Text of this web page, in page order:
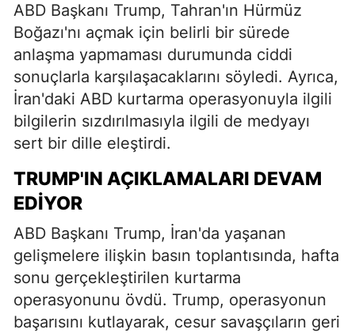
ABD Başkanı Trump, Tahran'ın Hürmüz
Boğazı'nı açmak için belirli bir sürede
anlaşma yapmaması durumunda ciddi
sonuçlarla karşılaşacaklarını söyledi. Ayrıca,
İran'daki ABD kurtarma operasyonuyla ilgili
bilgilerin sızdırılmasıyla ilgili de medyayı
sert bir dille eleştirdi.
TRUMP'IN AÇIKLAMALARI DEVAM
EDIYOR
ABD Başkanı Trump, İran'da yaşanan
gelişmelere ilişkin basın toplantısında, hafta
sonu gerçekleştirilen kurtarma
operasyonunu övdü. Trump, operasyonun
başarısını kutlayarak, cesur savaşçıların geri